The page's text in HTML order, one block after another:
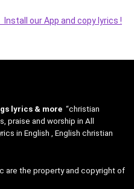
our App and copy lyrics !
lyrics & more “christian
praise and worship in All
in English , English christian
are the property and copyright of